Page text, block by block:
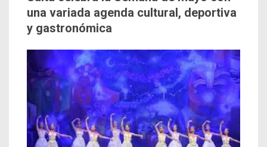
una variada agenda cultural, deportiva
y gastronómica